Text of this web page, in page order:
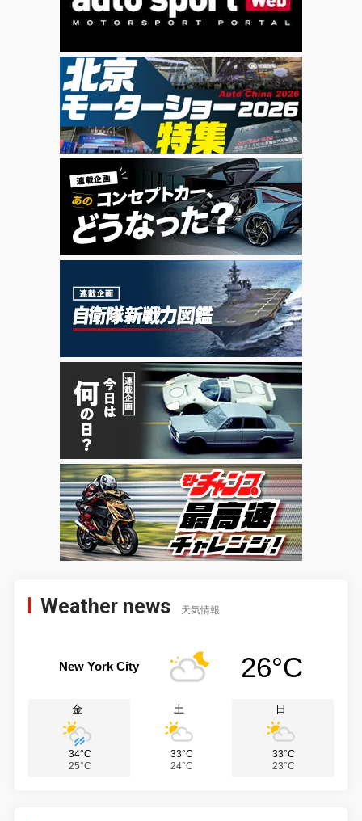
Weather news 天気情報
New York City 26°C
金
34°C
25°C
土
33°C
24°C
日
33°C
23°C